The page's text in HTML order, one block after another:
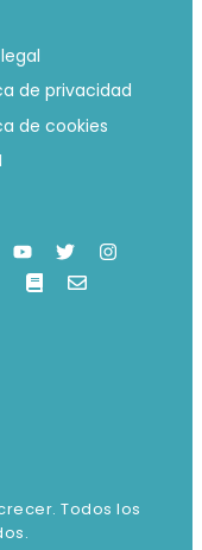
de privacidad
de cookies
Todos los